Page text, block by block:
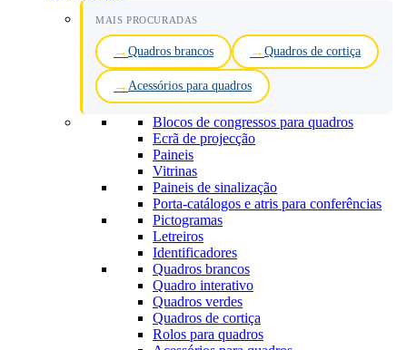
MAIS PROCURADAS
Quadros brancos Quadros de cortiça
Acessórios para quadros
Blocos de congressos para quadros
Ecrã de projecção
Paineis
Vitrinas
Paineis de sinalização
Porta-catálogos e atris para conferências
Pictogramas
Letreiros
Identificadores
Quadros brancos
Quadro interativo
Quadros verdes
Quadros de cortiça
Rolos para quadros